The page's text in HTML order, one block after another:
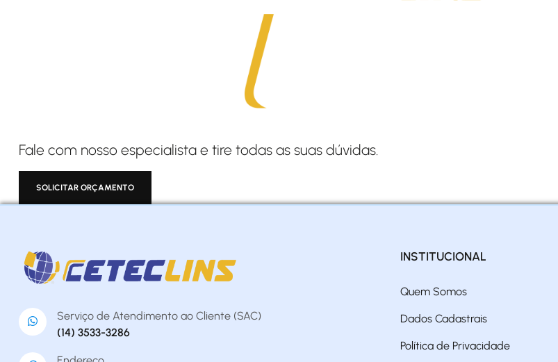
Fale com nosso especialista e tire todas as suas dúvidas.
SOLICITAR ORÇAMENTO
Serviço de Atendimento ao Cliente (SAC)
(14) 3533-3286
INSTITUCIONAL
Quem Somos
Dados Cadastrais
Política de Privacidade